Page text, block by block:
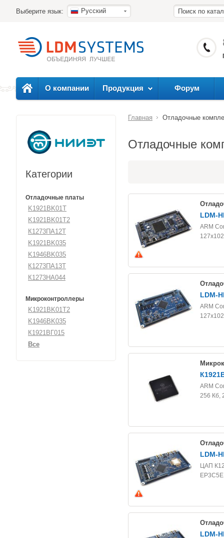
Выберите язык: Русский
О компании Продукция Форум
Главная Отладочные
Отладочные
LDM-
ARM
LDM-
ARM
ARM
256 Кб,
LDM-
ЦАП
LDM-
Категории
Отладочные платы
K1921BK01T
K1921BK01T2
К1273ПА12Т
K1921BK035
K1946BK035
К1273ПА13Т
К1273НА044
Микроконтроллеры
K1921BK01T2
K1946BK035
К1921ВГ015
Все